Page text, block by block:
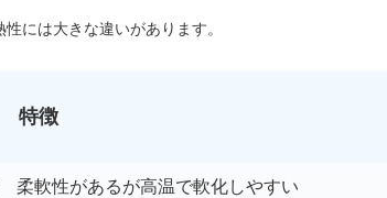
には大きな違いがあります。
特徴
柔軟性があるが高温で軟化しやすい